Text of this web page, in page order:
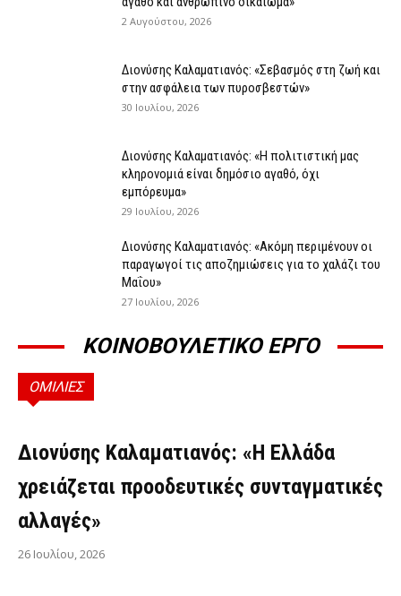
2 Αυγούστου, 2026
Διονύσης Καλαματιανός: «Σεβασμός στη ζωή και
στην ασφάλεια των πυροσβεστών»
30 Ιουλίου, 2026
Διονύσης Καλαματιανός: «Η πολιτιστική μας
κληρονομιά είναι δημόσιο αγαθό, όχι
εμπόρευμα»
29 Ιουλίου, 2026
Διονύσης Καλαματιανός: «Ακόμη περιμένουν οι
παραγωγοί τις αποζημιώσεις για το χαλάζι του
Μαΐου»
27 Ιουλίου, 2026
ΚΟΙΝΟΒΟΥΛΕΤΙΚΟ ΕΡΓΟ
ΟΜΙΛΙΕΣ
ΟΜΙΛΊΕΣ
Διονύσης Καλαματιανός: «Η Ελλάδα
χρειάζεται προοδευτικές συνταγματικές
αλλαγές»
26 Ιουλίου, 2026